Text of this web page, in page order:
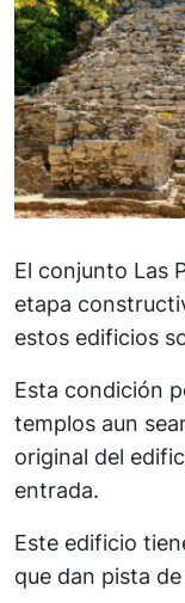
El conjunto Las
etapa
estos edificios
Esta condición
templos aun
original del
entrada.
Este edificio
que dan pista